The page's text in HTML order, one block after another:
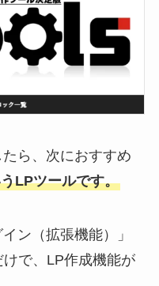
ら、次におすすめ
LPツールです。
ン（拡張機能）」
で、LP作成機能が